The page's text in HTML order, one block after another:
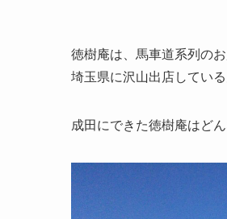
徳樹庵は、馬車道系列のお
埼玉県に沢山出店してい
成田にできた徳樹庵はど